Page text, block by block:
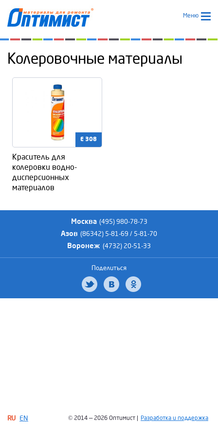
Меню
Колеровочные материалы
E 308
Краситель для
колеровки водно-
дисперсионных
материалов
Москва (495) 980-78-73
Азов (86342) 5-81-69 / 5-81-70
Воронеж (4732) 20-51-33
Поделиться
RU EN © 2014 — 2026 Оптимист | Разработка и поддержка